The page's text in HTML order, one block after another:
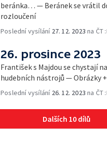
beránka… — Beránek se vrátil
rozloučení
Poslední vysílání 27. 12. 2023 na ČT
26. prosince 2023
František s Majdou se chystají
hudebních nástrojů — Obrázky +
Poslední vysílání 26. 12. 2023 na ČT
Dalších 10 dílů